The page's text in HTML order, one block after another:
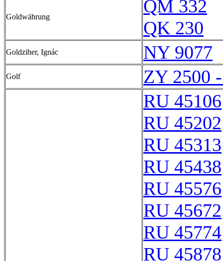
Goldwährung
QM 332
QK 230
Goldziher, Ignác NY 9077
Golf
ZY 2500
RU 45106
RU 45202
RU 45313
RU 45438
RU 45576
RU 45672
RU 45774
RU 45878